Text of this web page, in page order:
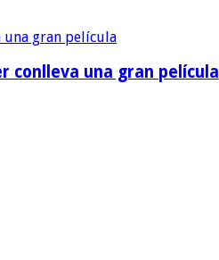
conlleva una gran película